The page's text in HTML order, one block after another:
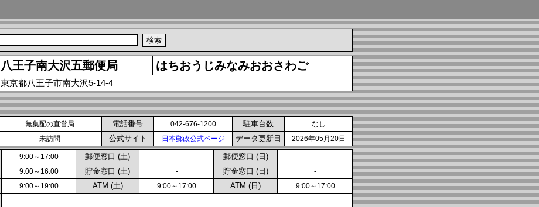
八王子南大沢五郵便局 はちおうじみなみおおさわご
東京都八王子市南大沢5-14-4
無集配の直営局 電話番号 042-676-1200 駐車台数 なし
未訪問 公式サイト 日本郵政公式ページ データ更新日 2026年05月20日
9:00～17:00 郵便窓口 (土) - 郵便窓口 (日) -
9:00～16:00 貯金窓口 (土) - 貯金窓口 (日) -
9:00～19:00 ATM (土) 9:00～17:00 ATM (日) 9:00～17:00